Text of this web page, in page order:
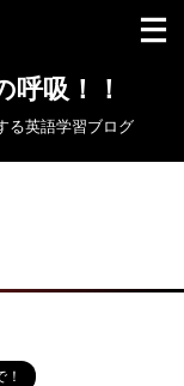
呼吸！！
る英語学習ブログ